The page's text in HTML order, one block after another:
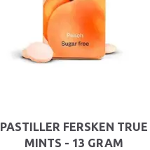
PASTILLER FERSKEN TRUE
MINTS - 13 GRAM